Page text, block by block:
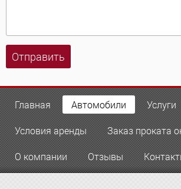
Отправить
Главная Автомобили Услуги
Условия аренды Заказ проката
О компании Отзывы